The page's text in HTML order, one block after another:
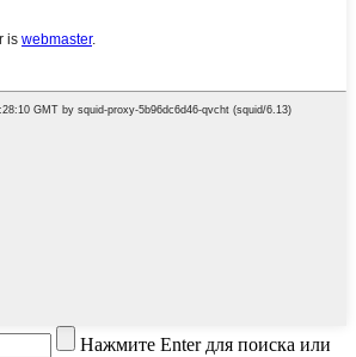
Нажмите Enter для поиска или